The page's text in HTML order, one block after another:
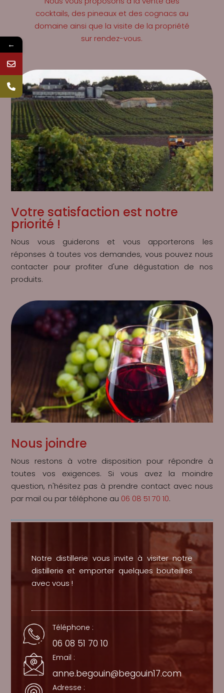
cocktails, des pineaux et des cognacs au
domaine ainsi que la visite de la propriété
sur rendez-vous.
Votre satisfaction est notre
priorité !
Nous vous guiderons et vous apporterons les
réponses à toutes vos demandes, vous pouvez nous
contacter pour profiter d'une dégustation de nos
produits.
Nous joindre
Nous restons à votre disposition pour répondre à
toutes vos exigences. Si vous avez la moindre
question, n'hésitez pas à prendre contact avec nous
par mail ou par téléphone au 06 08 51 70 10.
Notre distillerie vous invite à visiter notre
distillerie et emporter quelques bouteilles
avec vous !
Téléphone :
06 08 51 70 10
Email :
anne.begouin@begouin17.com
Adresse :
←